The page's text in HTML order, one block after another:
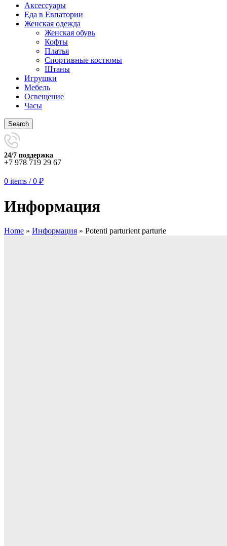
Аксессуары
Еда в Евпатории
Женская одежда
Женская обувь
Кофты
Платья
Спортивные костюмы
Штаны
Игрушки
Мебель
Освещение
Часы
Search
24/7 поддержка
+7 978 719 29 67
0 items / 0 ₽
Информация
Home » Информация » Potenti parturient parturie